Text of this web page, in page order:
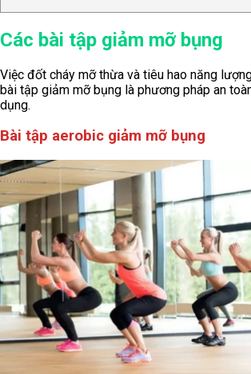
Các bài tập giảm mỡ bụng
Việc đốt cháy mỡ thừa và tiêu hao năng
bài tập giảm mỡ bụng là phương pháp an
dụng.
Bài tập aerobic giảm mỡ bụng